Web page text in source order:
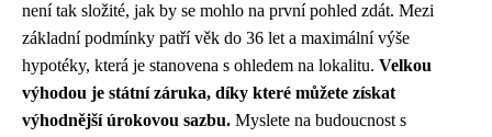
není tak složité, jak by se mohlo na první pohled zdát. Mezi
základní podmínky patří věk do 36 let a maximální výše
hypotéky, která je stanovena s ohledem na lokalitu. Velkou
výhodou je státní záruka, díky které můžete získat
výhodnější úrokovou sazbu. Myslete na budoucnost s